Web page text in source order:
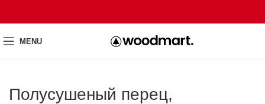
MENU
Полусушеный перец,